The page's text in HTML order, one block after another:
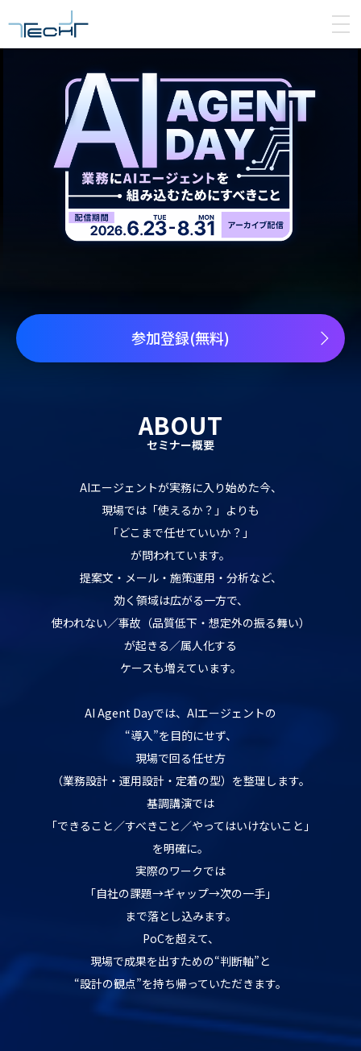
参加登録(無料)
セミナー概要
ABOUT
AIエージェントが実務に入り始めた今、
現場では「使えるか？」よりも
「どこまで任せていいか？」
が問われています。
提案文・メール・施策運用・分析など、
効く領域は広がる一方で、
使われない／事故（品質低下・想定外の振る舞い）
が起きる／属人化する
ケースも増えています。
AI Agent Dayでは、AIエージェントの
“導入”を目的にせず、
現場で回る任せ方
（業務設計・運用設計・定着の型）を整理します。
基調講演では
「できること／すべきこと／やってはいけないこと」
を明確に。
実際のワークでは
「自社の課題→ギャップ→次の一手」
まで落とし込みます。
PoCを超えて、
現場で成果を出すための“判断軸”と
“設計の観点”を持ち帰っていただきます。